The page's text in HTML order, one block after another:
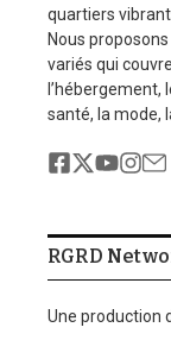
quartiers
Nous
variés qui
l’hébergement,
santé, la mode,
RGRD
Une production